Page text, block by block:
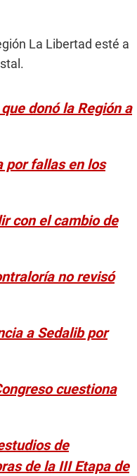
La Libertad esté a
donó la Región a
por fallas en los
con el cambio de
no revisó
a Sedalib por
cuestiona
de
de la III Etapa de